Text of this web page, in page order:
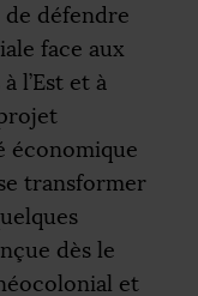
défendre
face aux
l’Est et à
économique
transformer
dès le
et